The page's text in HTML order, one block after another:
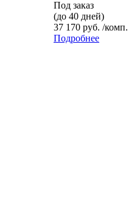
Под заказ
(до 40 дней)
37 170 руб. /комп.
Подробнее